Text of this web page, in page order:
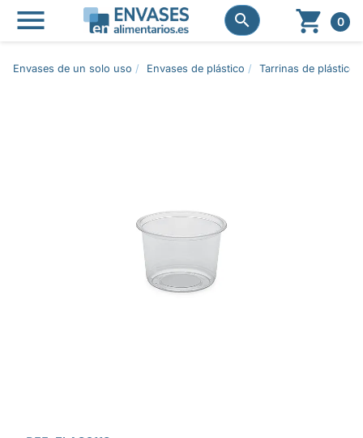
 
  0
Envases de un solo uso Envases de plástico Tarrinas de plástico